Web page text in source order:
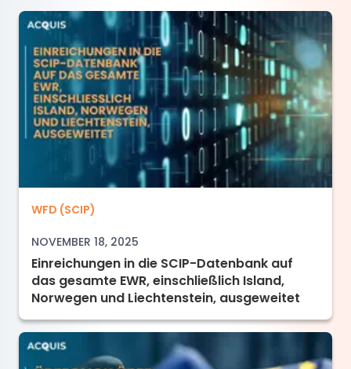
Einreichungen in die SCIP-Datenbank auf
WFD (SCIP)
NOVEMBER 18, 2025
Einreichungen in die SCIP-Datenbank auf
das gesamte EWR, einschließlich Island,
Norwegen und Liechtenstein, ausgeweitet